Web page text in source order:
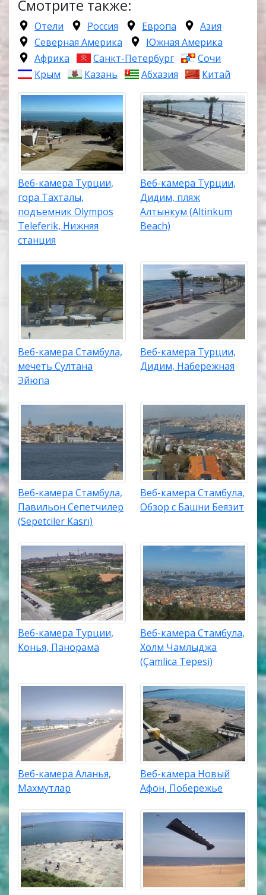
Смотрите также:
Отели Россия Европа
Азия
Северная Америка
Южная Америка
Африка
Санкт-Петербург
Сочи
Крым
Казань Абхазия Китай
Веб-камера Турции,
гора Тахталы,
подъемник Olympos
Teleferik, Нижняя
станция
Веб-камера Турции,
Дидим, пляж
Алтынкум (Altinkum
Beach)
Веб-камера Стамбула,
мечеть Султана
Эйюпа
Веб-камера Турции,
Дидим, Набережная
Веб-камера Стамбула,
Павильон Сепетчилер
(Sepetciler Kasrı)
Веб-камера Стамбула,
Обзор с Башни Беязит
Веб-камера Турции,
Конья, Панорама
Веб-камера Стамбула,
Холм Чамлыджа
(Çamlica Tepesi)
Веб-камера Аланья,
Махмутлар
Веб-камера Новый
Афон, Побережье